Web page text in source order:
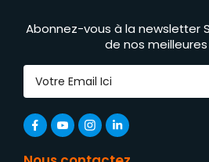
Abonnez-vous à la newsletter
de nos